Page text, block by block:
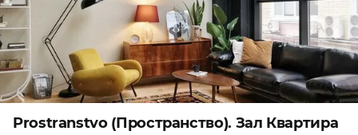
Prostranstvo (Пространство). Зал Квартира